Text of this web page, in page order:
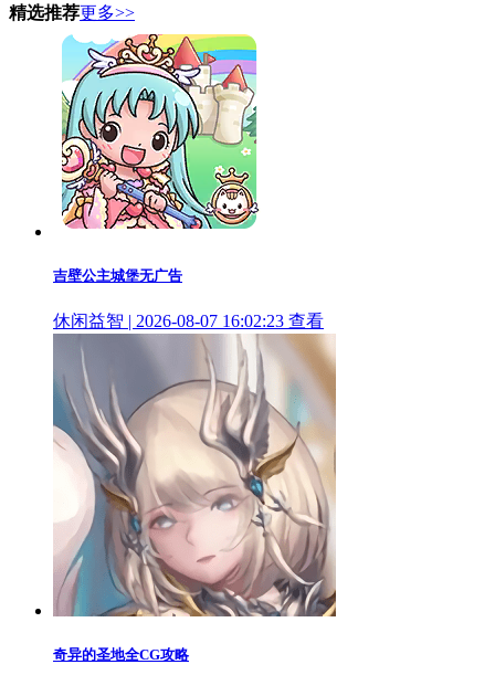
精选推荐更多>>
吉壁公主城堡无广告
休闲益智 | 2026-08-07 16:02:23 查看
奇异的圣地全CG攻略